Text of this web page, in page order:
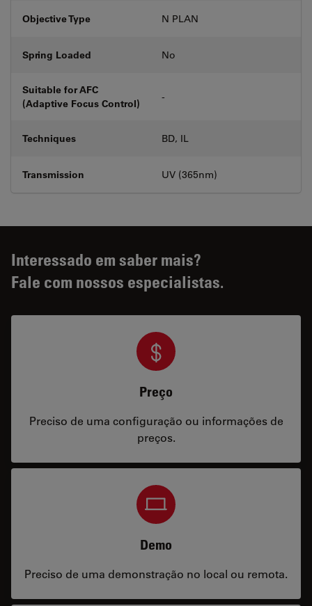
Objective Type N PLAN
Spring Loaded No
Suitable for AFC
(Adaptive Focus Control)
-
Techniques BD, IL
Transmission UV (365nm)
Interessado em saber mais?
Fale com nossos especialistas.
Preço
Preciso de uma configuração ou informações de
preços.
Demo
Preciso de uma demonstração no local ou remota.